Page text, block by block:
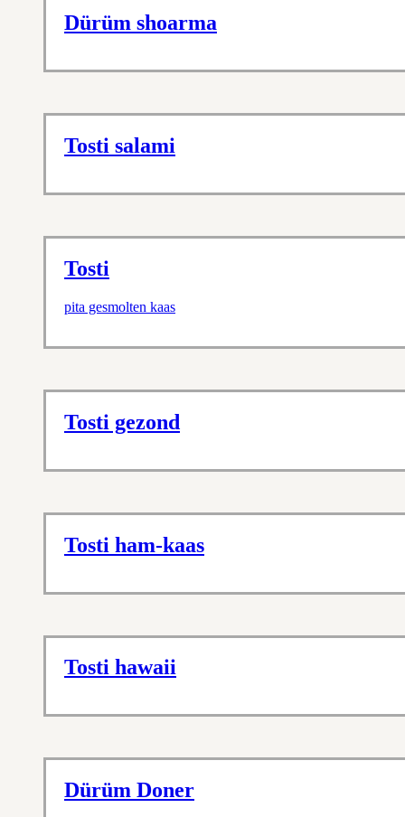
Dürüm shoarma
Tosti salami
Tosti
pita gesmolten kaas
Tosti gezond
Tosti ham-kaas
Tosti hawaii
Dürüm Doner